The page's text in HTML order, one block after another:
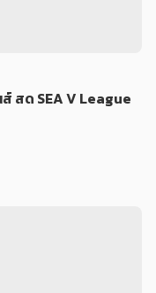
สด SEA V League